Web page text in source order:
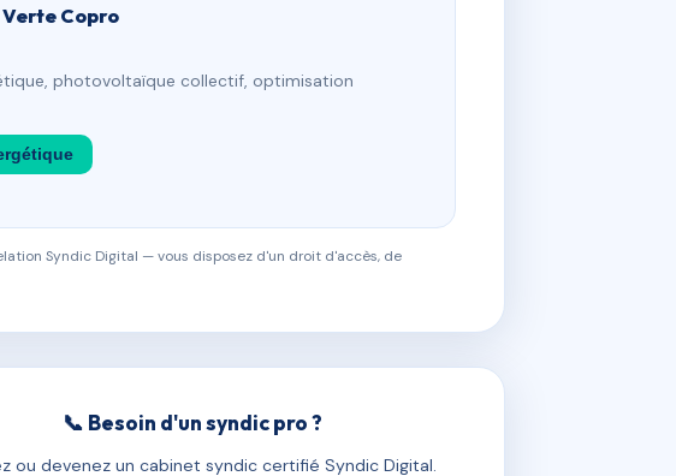
Copro
photovoltaïque collectif, optimisation
Syndic Digital — vous disposez d'un droit d'accès, de
📞 Besoin d'un syndic pro ?
ou devenez un cabinet syndic certifié Syndic Digital.